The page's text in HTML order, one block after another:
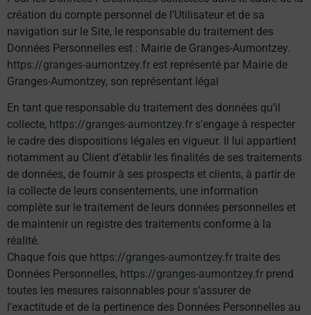
création du compte personnel de l’Utilisateur et de sa
navigation sur le Site, le responsable du traitement des
Données Personnelles est : Mairie de Granges-Aumontzey.
https://granges-aumontzey.fr est représenté par Mairie de
Granges-Aumontzey, son représentant légal
En tant que responsable du traitement des données qu’il
collecte, https://granges-aumontzey.fr s’engage à respecter
le cadre des dispositions légales en vigueur. Il lui appartient
notamment au Client d’établir les finalités de ses traitements
de données, de fournir à ses prospects et clients, à partir de
la collecte de leurs consentements, une information
complète sur le traitement de leurs données personnelles et
de maintenir un registre des traitements conforme à la
réalité.
Chaque fois que https://granges-aumontzey.fr traite des
Données Personnelles, https://granges-aumontzey.fr prend
toutes les mesures raisonnables pour s’assurer de
l’exactitude et de la pertinence des Données Personnelles au